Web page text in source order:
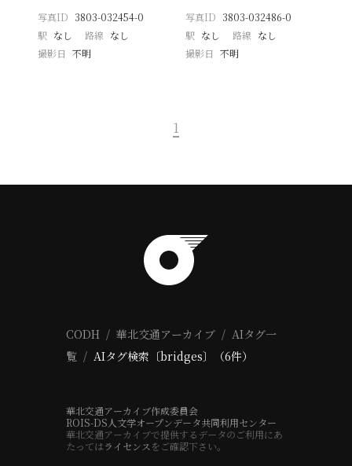
写真ID 3803-032454-0
駅 なし 路線 なし
撮影日
不明
写真ID 3803-032486-0
駅 なし 路線 なし
撮影日 不明
1
CODH 華北交通アーカイブ
AIタグ一
覧
AIタグ検索〔bridges〕（6件）
華北交通アーカイブ作成委員会
ROIS-DS人文学オープンデータ共同利用センター
華北交通アーカイブで提供するデータのご利用にあ
たってはライセンス をご確認下さい。